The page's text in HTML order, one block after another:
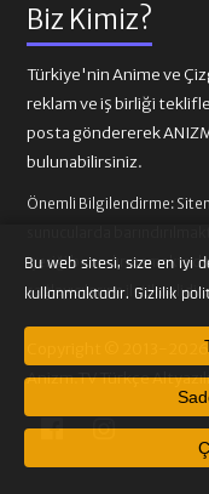
Biz Kimiz?
Türkiye'nin Anime ve
reklam ve iş birliği
posta göndererek
bulunabilirsiniz.
Önemli Bilgilendirme:
içeriği
sağlayıcılarına iletilmelidir.
Copyright © 2013-2026
Anizm.TV Türkçe
Bu web sitesi, size en iyi
kullanmaktadır. Gizlilik